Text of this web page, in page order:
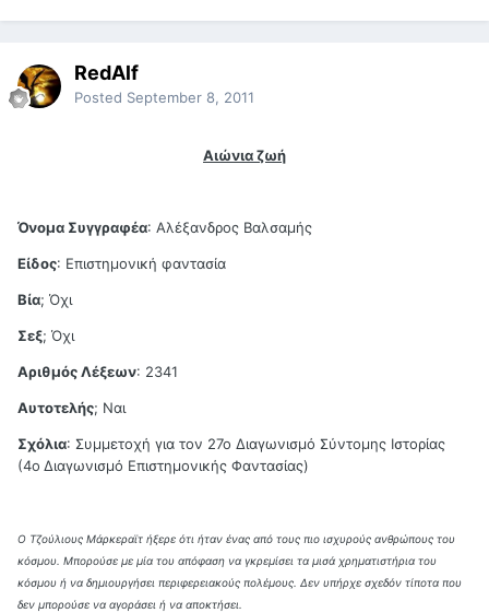
RedAlf
Posted September 8, 2011
Αιώνια ζωή
Όνομα Συγγραφέα: Αλέξανδρος Βαλσαμής
Είδος: Επιστημονική φαντασία
Βία; Όχι
Σεξ; Όχι
Αριθμός Λέξεων: 2341
Αυτοτελής; Ναι
Σχόλια: Συμμετοχή για τον 27ο Διαγωνισμό Σύντομης Ιστορίας
(4ο Διαγωνισμό Επιστημονικής Φαντασίας)
Ο Τζούλιους Μάρκεραϊτ ήξερε ότι ήταν ένας από τους πιο ισχυρούς ανθρώπους του
κόσμου. Μπορούσε με μία του απόφαση να γκρεμίσει τα μισά χρηματιστήρια του
κόσμου ή να δημιουργήσει περιφερειακούς πολέμους. Δεν υπήρχε σχεδόν τίποτα που
δεν μπορούσε να αγοράσει ή να αποκτήσει.